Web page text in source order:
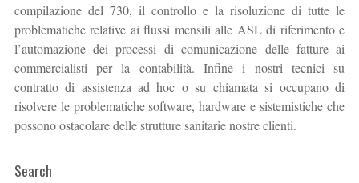
compilazione del 730, il controllo e la risoluzione di tutte le
problematiche relative ai flussi mensili alle ASL di riferimento e
l’automazione dei processi di comunicazione delle fatture ai
commercialisti per la contabilità. Infine i nostri tecnici su
contratto di assistenza ad hoc o su chiamata si occupano di
risolvere le problematiche software, hardware e sistemistiche che
possono ostacolare delle strutture sanitarie nostre clienti.
Search